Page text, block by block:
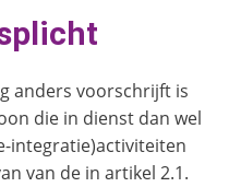
anders voorschrijft is
die in dienst dan wel
integratie)activiteiten
van de in artikel 2.1.